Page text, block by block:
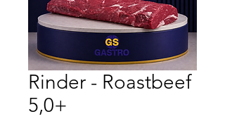
Rinder - Roastbeef
5,0+